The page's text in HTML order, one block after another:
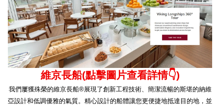
維京長船(點擊圖片查看詳情👇)
我們屢獲殊榮的維京長船®展現了創新工程技術、簡潔流暢的斯堪的納維
亞設計和低調優雅的氣質。精心設計的船體讓您更便捷地抵達目的地，並